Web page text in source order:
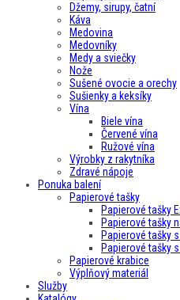
Džemy, sirupy, čatní
Káva
Medovina
Medovníky
Medy a sviečky
Nože
Sušené ovocie a orechy
Sušienky a keksíky
Vína
Biele vína
Červené vína
Ružové vína
Výrobky z rakytníka
Zdravé nápoje
Ponuka balení
Papierové tašky
Papierové tašky
Papierové tašky
Papierové tašky
Papierové tašky
Papierové krabice
Výplňový materiál
Služby